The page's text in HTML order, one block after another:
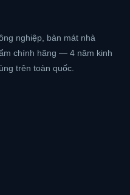
nghiệp, bàn mát nhà
chính hãng — 4 năm kinh
trên toàn quốc.